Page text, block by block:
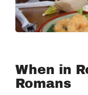
When in
Romans